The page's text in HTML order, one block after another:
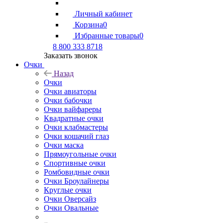
Личный кабинет
Корзина0
Избранные товары0
8 800 333 8718
Заказать звонок
Очки
Назад
Очки
Очки авиаторы
Очки бабочки
Очки вайфареры
Квадратные очки
Очки клабмастеры
Очки кошачий глаз
Очки маска
Прямоугольные очки
Спортивные очки
Ромбовидные очки
Очки Броулайнеры
Круглые очки
Очки Оверсайз
Очки Овальные